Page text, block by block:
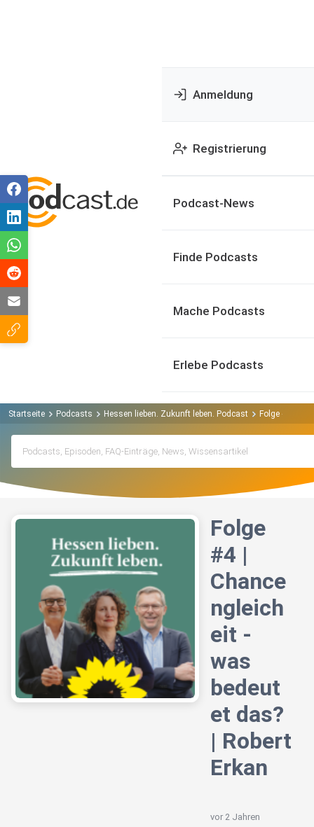
Anmeldung
Registrierung
Podcast-News
Finde Podcasts
Mache Podcasts
Erlebe Podcasts
Startseite Podcasts Hessen lieben. Zukunft leben. Podcast Folge #4 |
Folge
#4 |
Chance
ngleich
eit -
was
bedeut
et das?
| Robert
Erkan
vor 2 Jahren